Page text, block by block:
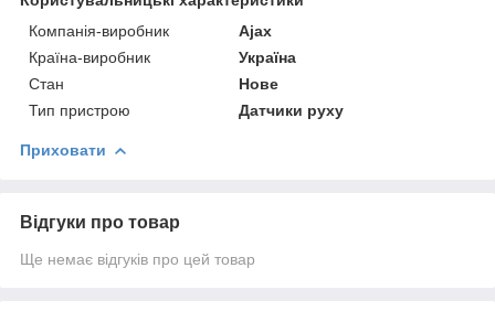
Компанія-виробник
Ajax
Країна-виробник
Україна
Стан
Нове
Тип пристрою
Датчики руху
Приховати
Відгуки про товар
Ще немає відгуків про цей товар